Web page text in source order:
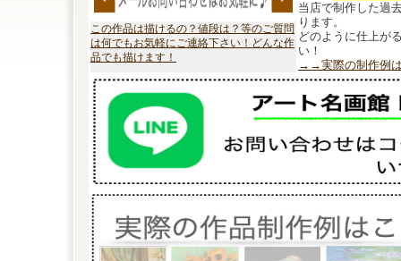
この作品は描けるの？値段は？等のご質問
は何でもお気軽にご連絡下さい！どんな作
品でも描けます！
当店で制作した過
ります。
どのように仕上が
い！
→→実際の制作例